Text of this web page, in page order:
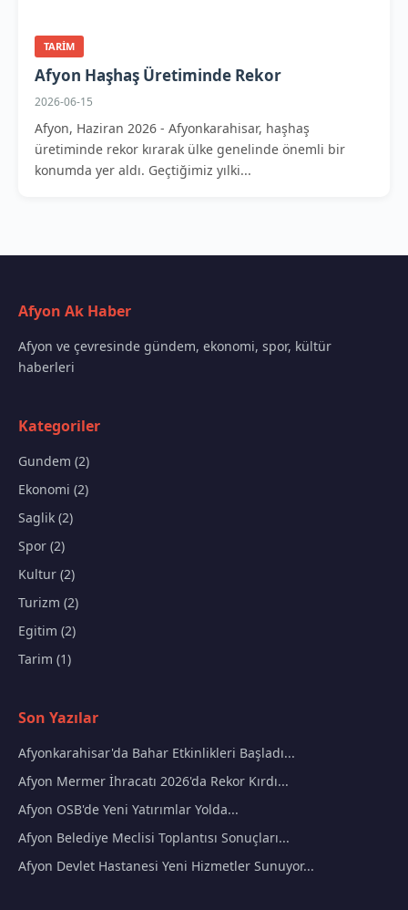
TARIM
Afyon Haşhaş Üretiminde Rekor
2026-06-15
Afyon, Haziran 2026 - Afyonkarahisar, haşhaş
üretiminde rekor kırarak ülke genelinde önemli bir
konumda yer aldı. Geçtiğimiz yılki...
Afyon Ak Haber
Afyon ve çevresinde gündem, ekonomi, spor, kültür
haberleri
Kategoriler
Gundem (2)
Ekonomi (2)
Saglik (2)
Spor (2)
Kultur (2)
Turizm (2)
Egitim (2)
Tarim (1)
Son Yazılar
Afyonkarahisar'da Bahar Etkinlikleri Başladı...
Afyon Mermer İhracatı 2026'da Rekor Kırdı...
Afyon OSB'de Yeni Yatırımlar Yolda...
Afyon Belediye Meclisi Toplantısı Sonuçları...
Afyon Devlet Hastanesi Yeni Hizmetler Sunuyor...